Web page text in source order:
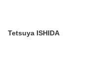
Tetsuya ISHIDA